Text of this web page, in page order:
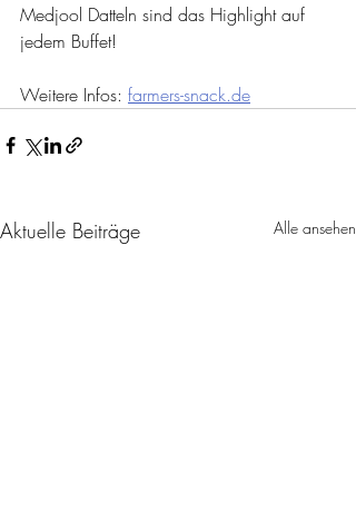
Medjool Datteln sind das Highlight auf
jedem Buffet!
Weitere Infos: farmers-snack.de
Aktuelle Beiträge Alle ansehen